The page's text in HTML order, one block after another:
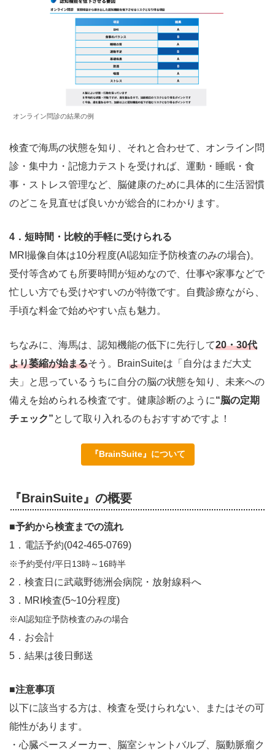
オンライン問診の結果の例
検査で海馬の状態を知り、それと合わせて、オンライン問
診・集中力・記憶力テストを受ければ、運動・睡眠・食
事・ストレス管理など、脳健康のために具体的に生活習慣
のどこを見直せば良いかが総合的にわかります。
4．短時間・比較的手軽に受けられる
MRI撮像自体は10分程度(AI認知症予防検査のみの場合)。
受付等含めても所要時間が短めなので、仕事や家事などで
忙しい方でも受けやすいのが特徴です。自費診療ながら、
手頃な料金で始めやすい点も魅力。
ちなみに、海馬は、認知機能の低下に先行して20・30代
より萎縮が始まるそう。BrainSuiteは「自分はまだ大丈
夫」と思っているうちに自分の脳の状態を知り、未来への
備えを始められる検査です。健康診断のように“脳の定期
チェック”として取り入れるのもおすすめですよ！
『BrainSuite』について
『BrainSuite』の概要
■予約から検査までの流れ
1．電話予約(042-465-0769)
※予約受付/平日13時～16時半
2．検査日に武蔵野徳洲会病院・放射線科へ
3．MRI検査(5~10分程度)
※AI認知症予防検査のみの場合
4．お会計
5．結果は後日郵送
■注意事項
以下に該当する方は、検査を受けられない、またはその可
能性があります。
・心臓ペースメーカー、脳室シャントバルブ、脳動脈瘤ク